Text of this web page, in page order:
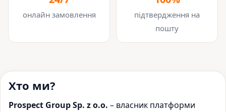
онлайн замовлення
підтвердження на
пошту
Хто ми?
Prospect Group Sp. z o.o. – власник платформи